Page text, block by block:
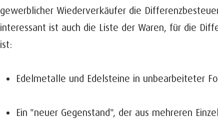
gewerblicher Wiederverkäufer die
interessant ist auch die Liste der Waren, für die
ist:
Edelmetalle und Edelsteine in unbearbeiteter
Ein "neuer Gegenstand", der aus mehreren